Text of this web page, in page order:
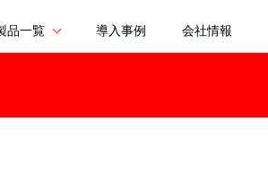
品一覧 導入事例 会社情報